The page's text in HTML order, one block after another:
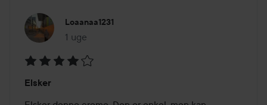
Loaanaa1231
1 uge
Posten blev oprettet 1 uge
4
Elsker